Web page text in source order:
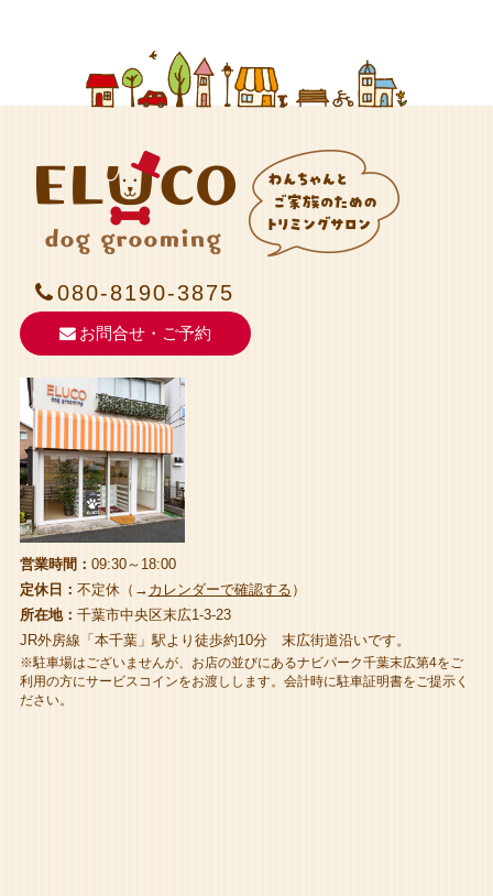
080-8190-3875
お問合せ・ご予約
営業時間： 09:30～18:00
定休日： 不定休（→ カレンダーで確認する ）
所在地： 千葉市中央区末広1-3-23
JR外房線「本千葉」駅より徒歩約10分 末広街道沿いです。
※駐車場はございませんが、お店の並びにあるナビパーク千葉末広第4をご
利用の方にサービスコインをお渡しします。会計時に駐車証明書をご提示く
ださい。